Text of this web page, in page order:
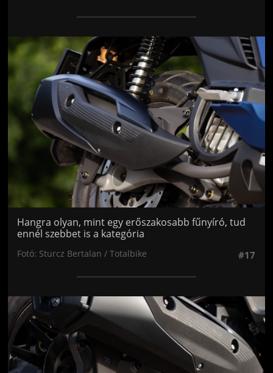
Jön még kép!
Hangra olyan, mint egy erőszakosabb fűnyíró, tud
ennél szebbet is a kategória
Fotó: Sturcz Bertalan / Totalbike #17
Jön még kép!